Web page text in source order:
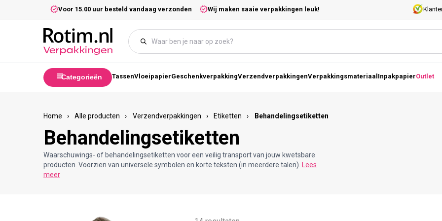
Meteen naar de contentVoor 15.00 uur besteld vandaag verzonden Wij maken saaie verpakkingen leuk!
Categorieën TassenVloeipapierGeschenkverpakkingVerzendverpakkingenVerpakkingsmateriaal InpakpapierOutlet
Home › Alle producten › Verzendverpakkingen › Etiketten › Behandelingsetiketten
Behandelingsetiketten
Waarschuwings- of behandelingsetiketten voor een veilig transport van jouw kwetsbare
producten. Voorzien van universele symbolen en korte teksten (in meerdere talen).
Lees
meer